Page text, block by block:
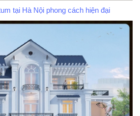
tại Hà Nội phong cách hiện đại